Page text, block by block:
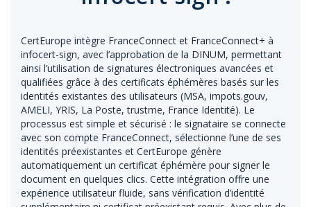
CertEurope intègre FranceConnect et FranceConnect+ à
infocert-sign, avec l’approbation de la DINUM, permettant
ainsi l’utilisation de signatures électroniques avancées et
qualifiées grâce à des certificats éphémères basés sur les
identités existantes des utilisateurs (MSA, impots.gouv,
AMELI, YRIS, La Poste, trustme, France Identité). Le
processus est simple et sécurisé : le signataire se connecte
avec son compte FranceConnect, sélectionne l’une de ses
identités préexistantes et CertEurope génère
automatiquement un certificat éphémère pour signer le
document en quelques clics. Cette intégration offre une
expérience utilisateur fluide, sans vérification d’identité